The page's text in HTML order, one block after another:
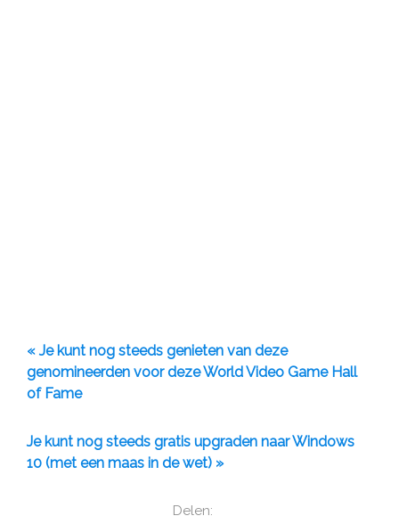
Delen:
« Je kunt nog steeds genieten van deze
genomineerden voor deze World Video Game Hall
of Fame
Je kunt nog steeds gratis upgraden naar Windows
10 (met een maas in de wet) »